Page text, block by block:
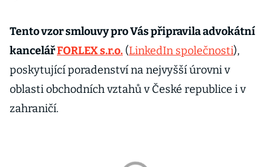
Tento vzor smlouvy pro Vás připravila advokátní
kancelářFORLEX s.r.o. (LinkedIn společnosti),
poskytující poradenství na nejvyšší úrovni v
oblasti obchodních vztahů v České republice i v
zahraničí.